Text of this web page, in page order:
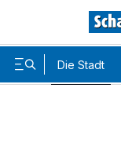
Die Stadt